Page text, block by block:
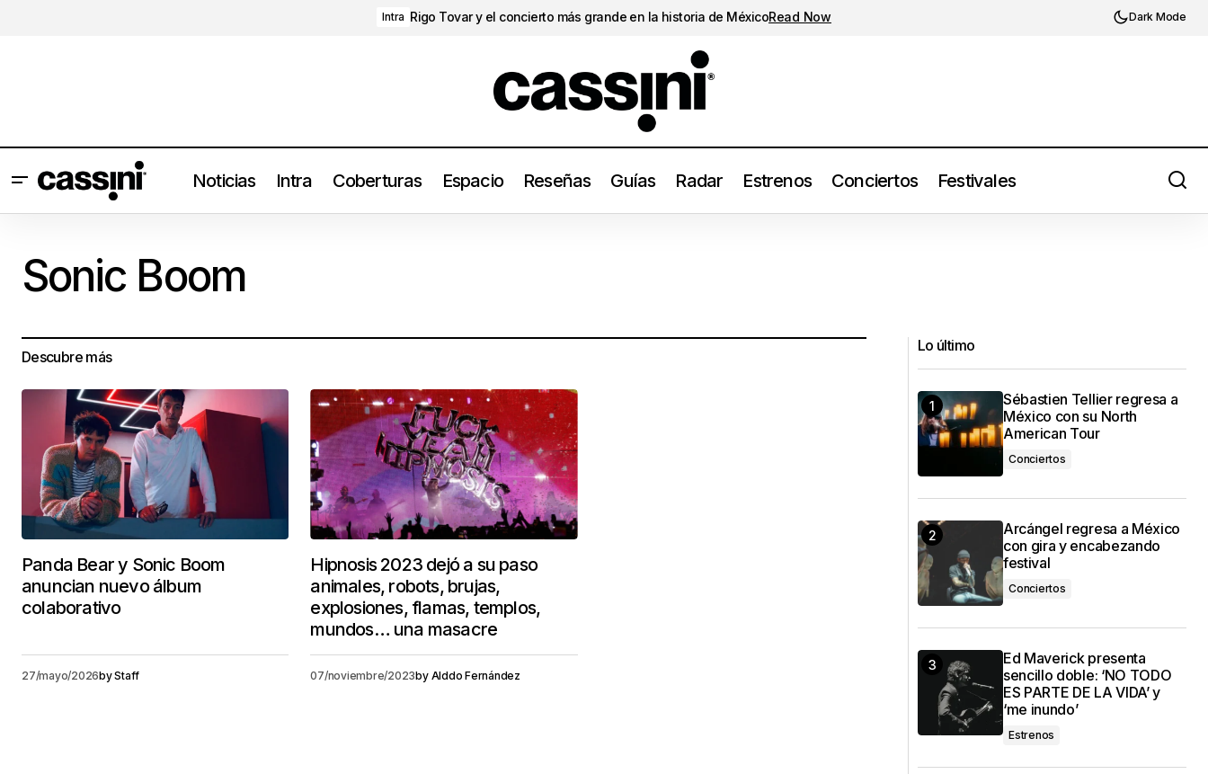
Intra Rigo Tovar y el concierto más grande en la historia de MéxicoRead Now Dark Mode
Noticias Intra Coberturas Espacio Reseñas Guías Radar Estrenos Conciertos Festivales
Sonic Boom
Descubre más
Panda Bear y Sonic Boom
anuncian nuevo álbum
colaborativo
27/mayo/2026byStaff
Hipnosis 2023 dejó a su paso
animales, robots, brujas,
explosiones, flamas, templos,
mundos… una masacre
07/noviembre/2023by Alddo Fernández
Lo último
Sébastien Tellier regresa a
México con su North
American Tour
Conciertos
Arcángel regresa a México
con gira y encabezando
festival
Conciertos
Ed Maverick presenta
sencillo doble: ‘NO TODO
ES PARTE DE LA VIDA’ y
‘me inundo’
Estrenos